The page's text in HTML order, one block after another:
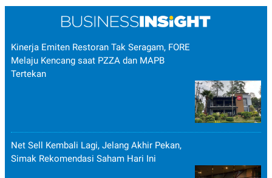
Kinerja Emiten Restoran Tak Seragam, FORE
Melaju Kencang saat PZZA dan MAPB
Tertekan
Net Sell Kembali Lagi, Jelang Akhir Pekan,
Simak Rekomendasi Saham Hari Ini